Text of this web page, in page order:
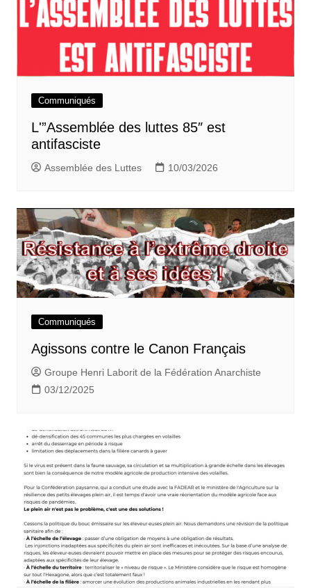
Communiqués
L'”Assemblée des luttes 85″ est
antifasciste
Assemblée des Luttes 10/03/2026
Communiqués
Agissons contre le Canon Français
Groupe Henri Laborit de la Fédération Anarchiste
03/12/2025